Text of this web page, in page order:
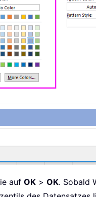
auf OK > OK. Sobald